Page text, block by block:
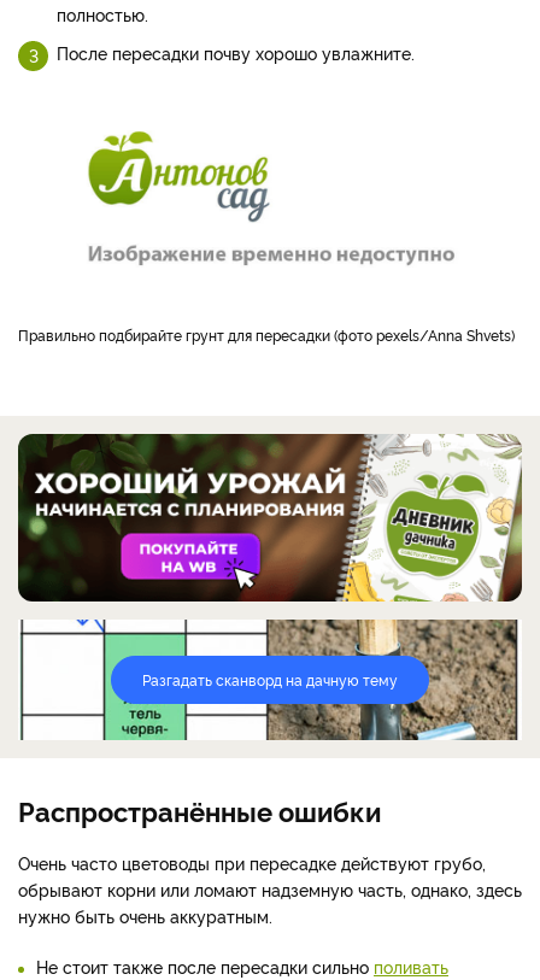
полностью.
После пересадки почву хорошо увлажните.
Правильно подбирайте грунт для пересадки (фото pexels/Anna Shvets)
Разгадать сканворд на дачную тему
Распространённые ошибки
Очень часто цветоводы при пересадке действуют грубо,
обрывают корни или ломают надземную часть, однако, здесь
нужно быть очень аккуратным.
Не стоит также после пересадки сильно поливать